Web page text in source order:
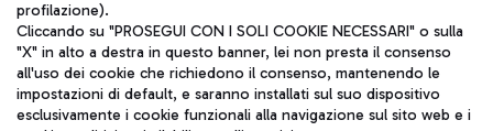
profilazione).
Cliccando su "PROSEGUI CON I SOLI COOKIE NECESSARI" o sulla
"X" in alto a destra in questo banner, lei non presta il consenso
all'uso dei cookie che richiedono il consenso, mantenendo le
impostazioni di default, e saranno installati sul suo dispositivo
esclusivamente i cookie funzionali alla navigazione sul sito web e i